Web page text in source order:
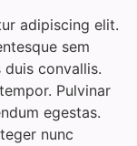
adipiscing elit.
sem
convallis.
Pulvinar
egestas.
nunc